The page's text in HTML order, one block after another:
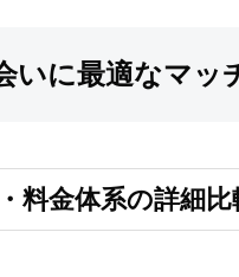
いに最適なマ
料金体系の詳細比